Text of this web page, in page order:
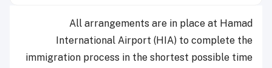
All arrangements are in place at Hamad
International Airport (HIA) to complete the
immigration process in the shortest possible time